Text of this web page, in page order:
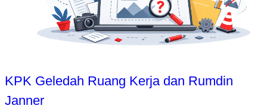
KPK Geledah Ruang Kerja dan Rumdin
Janner